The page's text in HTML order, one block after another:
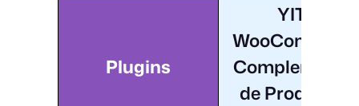
Plugins
YITH
de Producto y